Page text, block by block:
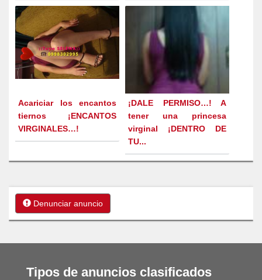
Acariciar los encantos
tiernos ¡ENCANTOS
VIRGINALES…!
¡DALE PERMISO…! A
tener una princesa
virginal ¡DENTRO DE
TU...
Denunciar anuncio
Tipos de anuncios clasificados